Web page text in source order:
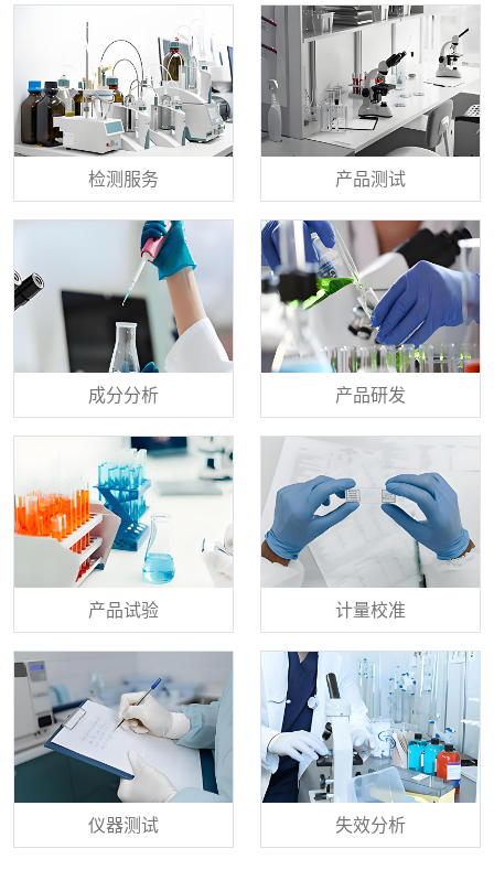
检测服务 产品测试
成分分析 产品研发
产品试验 计量校准
仪器测试 失效分析